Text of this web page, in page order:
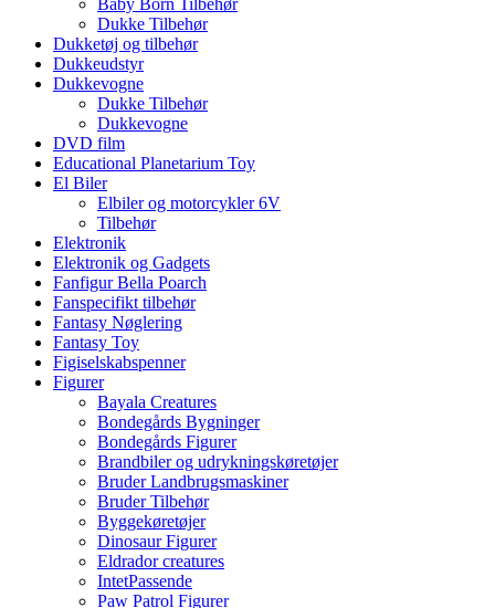
Dukke Tilbehør
Dukketøj og tilbehør
Dukkeudstyr
Dukkevogne
Dukke Tilbehør
Dukkevogne
DVD film
Educational Planetarium Toy
El Biler
Elbiler og motorcykler 6V
Tilbehør
Elektronik
Elektronik og Gadgets
Fanfigur Bella Poarch
Fanspecifikt tilbehør
Fantasy Nøglering
Fantasy Toy
Figiselskabspenner
Figurer
Bayala Creatures
Bondegårds Bygninger
Bondegårds Figurer
Brandbiler og udrykningskøretøjer
Bruder Landbrugsmaskiner
Bruder Tilbehør
Byggekøretøjer
Dinosaur Figurer
Eldrador creatures
IntetPassende
Paw Patrol Figurer